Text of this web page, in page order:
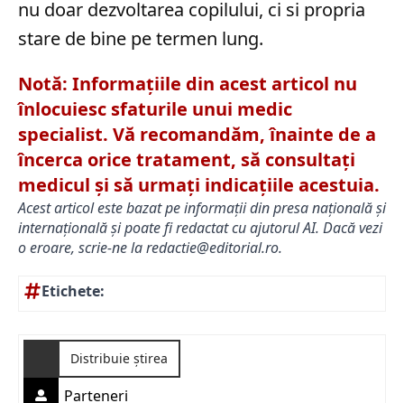
nu doar dezvoltarea copilului, ci si propria
stare de bine pe termen lung.
Notă: Informațiile din acest articol nu
înlocuiesc sfaturile unui medic
specialist. Vă recomandăm, înainte de a
încerca orice tratament, să consultați
medicul și să urmați indicațiile acestuia.
Acest articol este bazat pe informații din presa națională și
internațională și poate fi redactat cu ajutorul AI. Dacă vezi
o eroare, scrie-ne laredactie@editorial.ro.
Etichete:
Distribuie știrea
Parteneri